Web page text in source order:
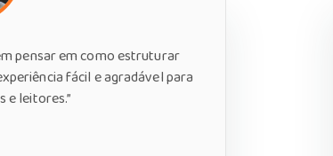
pensar em como estruturar
fácil e agradável para
e leitores.”